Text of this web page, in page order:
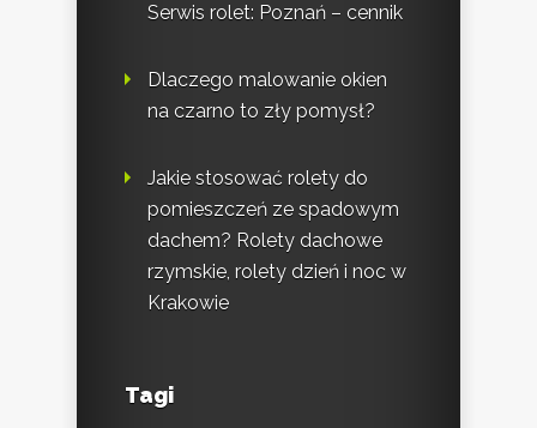
Serwis rolet: Poznań – cennik
Dlaczego malowanie okien
na czarno to zły pomysł?
Jakie stosować rolety do
pomieszczeń ze spadowym
dachem? Rolety dachowe
rzymskie, rolety dzień i noc w
Krakowie
Tagi